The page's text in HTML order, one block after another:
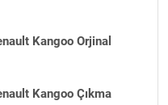
Kangoo Orjinal
Kangoo Çıkma